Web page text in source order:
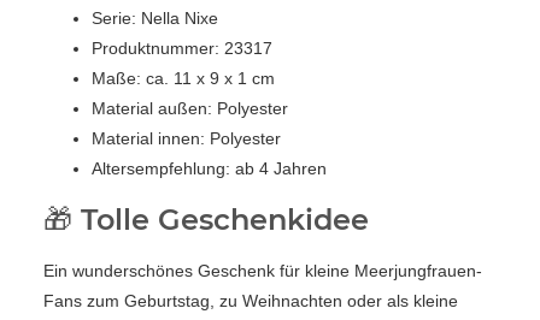
Serie: Nella Nixe
Produktnummer: 23317
Maße: ca. 11 x 9 x 1 cm
Material außen: Polyester
Material innen: Polyester
Altersempfehlung: ab 4 Jahren
🎁 Tolle Geschenkidee
Ein wunderschönes Geschenk für kleine Meerjungfrauen-
Fans zum Geburtstag, zu Weihnachten oder als kleine